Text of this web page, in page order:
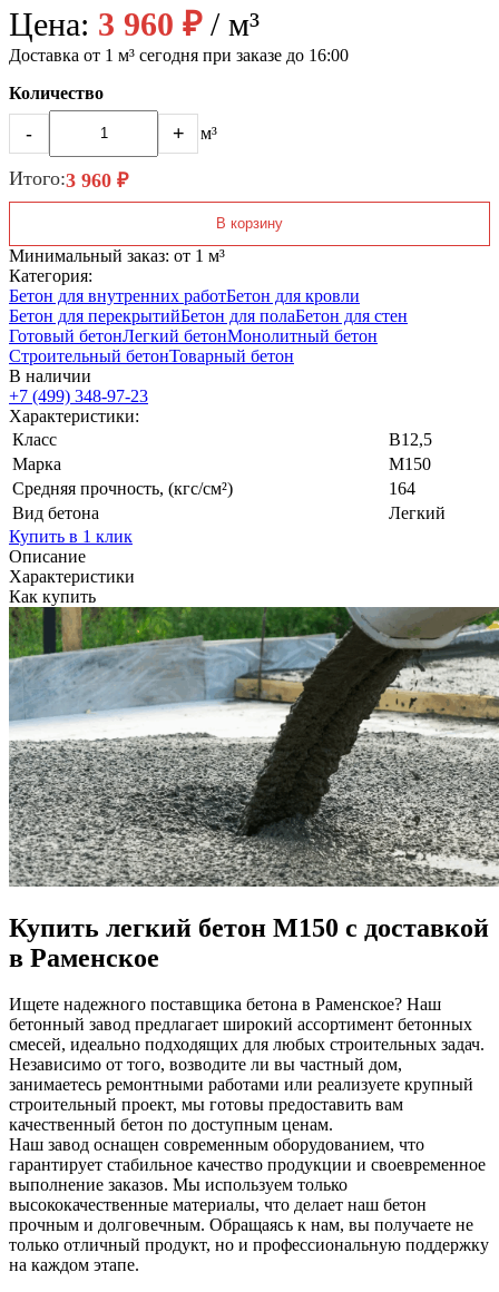
Цена: 3 960 ₽/ м³
Доставка от 1 м³ сегодня при заказе до 16:00
Количество
- + м³
Итого:3 960 ₽
В корзину
Минимальный заказ: от 1 м³
Категория:
Бетон для внутренних работБетон для кровли
Бетон для перекрытийБетон для полаБетон для стен
Готовый бетонЛегкий бетонМонолитный бетон
Строительный бетонТоварный бетон
В наличии
+7 (499) 348-97-23
Характеристики:
Класс
В12,5
Марка
М150
Средняя прочность, (кгс/см²)
164
Вид бетона
Легкий
Купить в 1 клик
Описание
Характеристики
Как купить
Купить легкий бетон М150 с доставкой
в Раменское
Ищете надежного поставщика бетона в Раменское? Наш
бетонный завод предлагает широкий ассортимент бетонных
смесей, идеально подходящих для любых строительных задач.
Независимо от того, возводите ли вы частный дом,
занимаетесь ремонтными работами или реализуете крупный
строительный проект, мы готовы предоставить вам
качественный бетон по доступным ценам.
Наш завод оснащен современным оборудованием, что
гарантирует стабильное качество продукции и своевременное
выполнение заказов. Мы используем только
высококачественные материалы, что делает наш бетон
прочным и долговечным. Обращаясь к нам, вы получаете не
только отличный продукт, но и профессиональную поддержку
на каждом этапе.